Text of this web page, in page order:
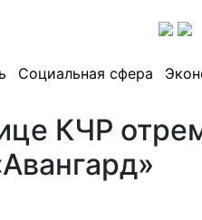
Социальная сфера
КЧР